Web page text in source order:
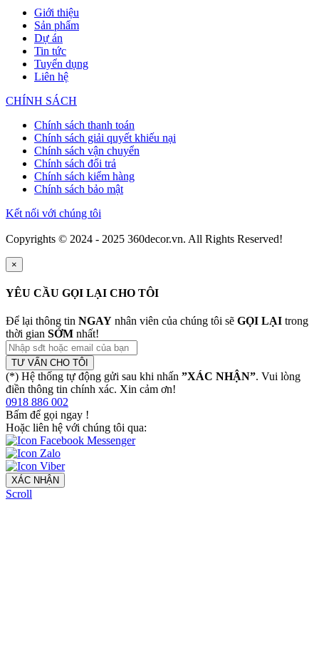
Giới thiệu
Sản phẩm
Dự án
Tin tức
Tuyển dụng
Liên hệ
CHÍNH SÁCH
Chính sách thanh toán
Chính sách giải quyết khiếu nại
Chính sách vận chuyển
Chính sách đổi trả
Chính sách kiểm hàng
Chính sách bảo mật
Kết nối với chúng tôi
Copyrights © 2024 - 2025 360decor.vn. All Rights Reserved!
×
YÊU CẦU GỌI LẠI CHO TÔI
Để lại thông tin NGAY nhân viên của chúng tôi sẽ GỌI LẠI trong
thời gian SỚM nhất!
TƯ VẤN CHO TÔI
(*) Hệ thống tự động gửi sau khi nhấn ”XÁC NHẬN”. Vui lòng
điền thông tin chính xác. Xin cảm ơn!
0918 886 002
Bấm để gọi ngay !
Hoặc liên hệ với chúng tôi qua:
XÁC NHẬN
Scroll